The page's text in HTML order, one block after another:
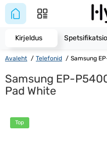
Avaleht Telefonid Samsung
Samsung EP-
Pad White
Top
Kirjeldus